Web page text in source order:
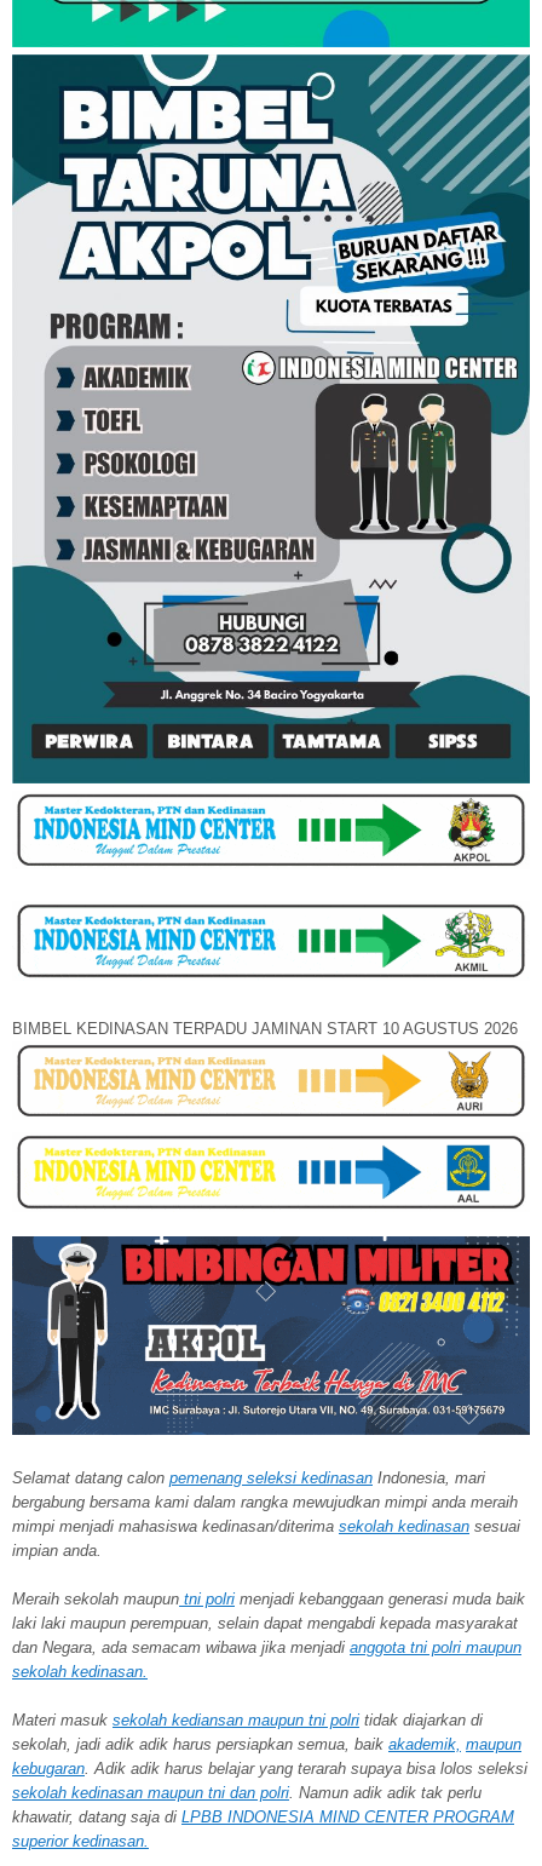
BIMBEL KEDINASAN TERPADU JAMINAN START 10 AGUSTUS 2026
Selamat datang calon pemenang seleksi kedinasan Indonesia, mari
bergabung bersama kami dalam rangka mewujudkan mimpi anda meraih
mimpi menjadi mahasiswa kedinasan/diterima sekolah kedinasan sesuai
impian anda.
Meraih sekolah maupun tni polri menjadi kebanggaan generasi muda baik
laki laki maupun perempuan, selain dapat mengabdi kepada masyarakat
dan Negara, ada semacam wibawa jika menjadi anggota tni polri maupun
sekolah kedinasan.
Materi masuk sekolah kediansan maupun tni polri tidak diajarkan di
sekolah, jadi adik adik harus persiapkan semua, baik akademik, maupun
kebugaran . Adik adik harus belajar yang terarah supaya bisa lolos seleksi
sekolah kedinasan maupun tni dan polri . Namun adik adik tak perlu
khawatir, datang saja di LPBB INDONESIA MIND CENTER PROGRAM
superior kedinasan.